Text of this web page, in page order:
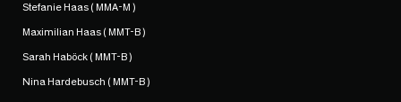
Stefanie Haas ( MMA-M )
Maximilian Haas ( MMT-B )
Sarah Haböck ( MMT-B )
Nina Hardebusch ( MMT-B )